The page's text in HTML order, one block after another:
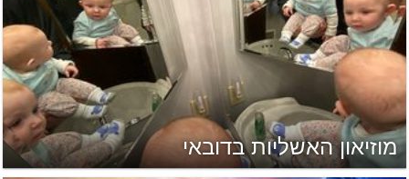
מוזיאון האשליות בדובאי